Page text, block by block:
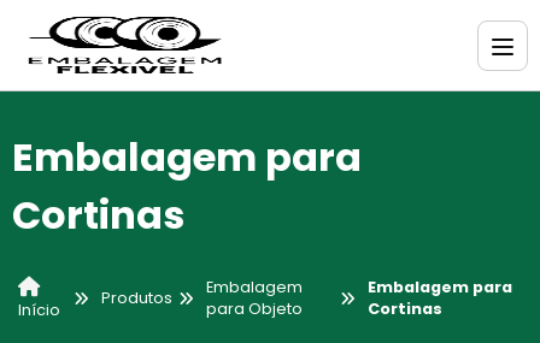
Embalagem para
Cortinas
Início
Produtos
Embalagem
para Objeto
Embalagem para
Cortinas